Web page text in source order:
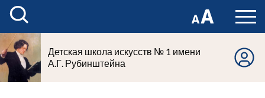
Детская школа искусств № 1 имени
А.Г. Рубинштейна